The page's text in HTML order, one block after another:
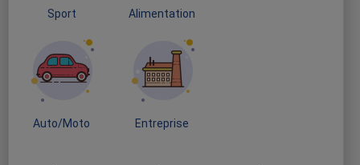
Sport Alimentation
Auto/Moto Entreprise